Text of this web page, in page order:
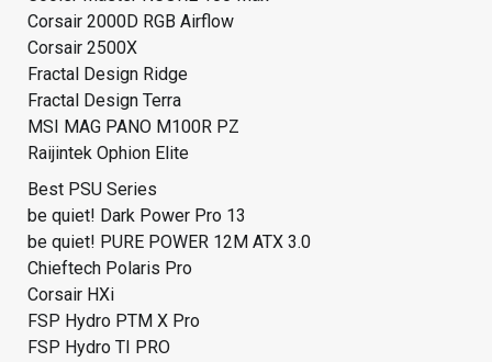
Corsair 2000D RGB Airflow
Corsair 2500X
Fractal Design Ridge
Fractal Design Terra
MSI MAG PANO M100R PZ
Raijintek Ophion Elite
Best PSU Series
be quiet! Dark Power Pro 13
be quiet! PURE POWER 12M ATX 3.0
Chieftech Polaris Pro
Corsair HXi
FSP Hydro PTM X Pro
FSP Hydro TI PRO